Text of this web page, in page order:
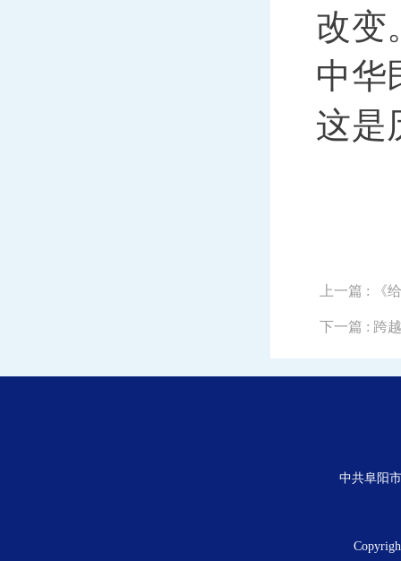
改变
中华
这是
上一篇 : 《
下一篇 : 跨
中共阜阳